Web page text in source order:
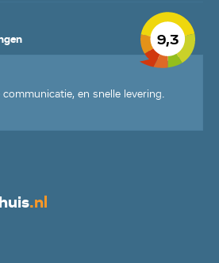
9,3
en snelle levering.
.nl